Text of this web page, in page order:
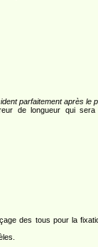
parfaitement après le
de longueur qui sera
des tous pour la